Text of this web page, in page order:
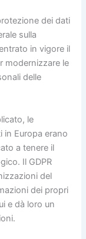
dei dati
sulla
in vigore il
modernizzare le
delle
le
in Europa erano
a tenere il
Il GDPR
del
dei propri
e dà loro un